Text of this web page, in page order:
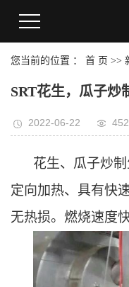
您当前的位置 ： 首 页 >>
SRT花生，瓜子炒
2022-06-22
花生、瓜子炒
定向加热、具有快
无热损。燃烧速度